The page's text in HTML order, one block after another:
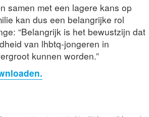
samen met een lagere kans op
kan dus een belangrijke rol
“Belangrijk is het bewustzijn dat
van lhbtq-jongeren in
kunnen worden.”